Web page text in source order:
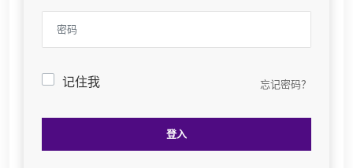
记住我 忘记密码？
登入